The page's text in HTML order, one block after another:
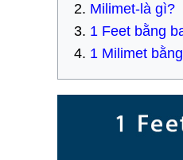
Milimet-là gì?
1 Feet bằng
1 Milimet